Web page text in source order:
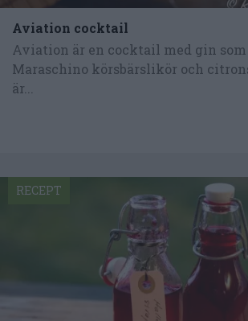
Aviation cocktail
Aviation är en cocktail med gin
Maraschino körsbärslikör och
är...
RECEPT